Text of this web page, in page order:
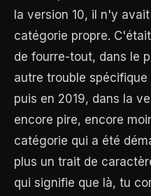
la version 10, il n'y
catégorie propre.
de fourre-tout, dans le
autre trouble
puis en 2019, dans la
encore pire, encore
catégorie qui a été
plus un trait de
qui signifie que là, tu